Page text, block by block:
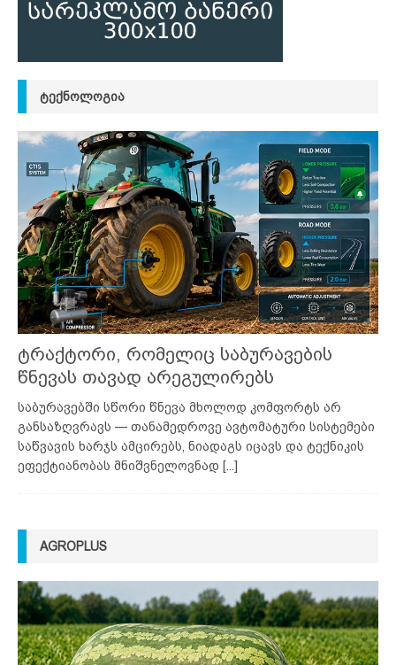
ᲢᲔᲥᲜᲝᲚᲝᲒᲘᲐ
ტრაქტორი, რომელიც საბურავების
წნევას თავად არეგულირებს
საბურავებში სწორი წნევა მხოლოდ კომფორტს არ
განსაზღვრავს — თანამედროვე ავტომატური სისტემები
საწვავის ხარჯს ამცირებს, ნიადაგს იცავს და ტექნიკის
ეფექტიანობას მნიშვნელოვნად [...]
AGROPLUS